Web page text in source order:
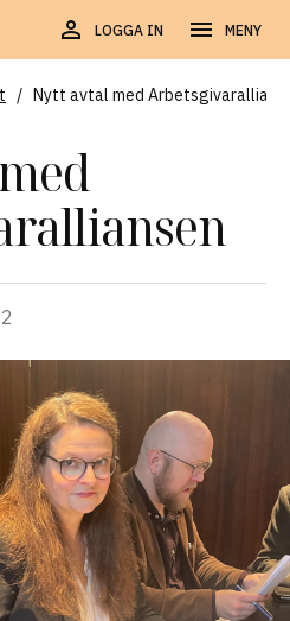
LOGGA IN MENY
/ Nytt avtal med